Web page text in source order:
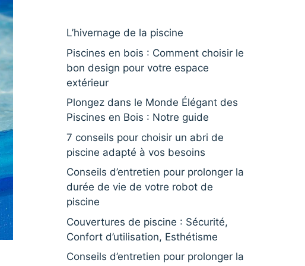
L’hivernage de la piscine
Piscines en bois : Comment choisir le
bon design pour votre espace
extérieur
Plongez dans le Monde Élégant des
Piscines en Bois : Notre guide
7 conseils pour choisir un abri de
piscine adapté à vos besoins
Conseils d’entretien pour prolonger la
durée de vie de votre robot de
piscine
Couvertures de piscine : Sécurité,
Confort d’utilisation, Esthétisme
Conseils d’entretien pour prolonger la